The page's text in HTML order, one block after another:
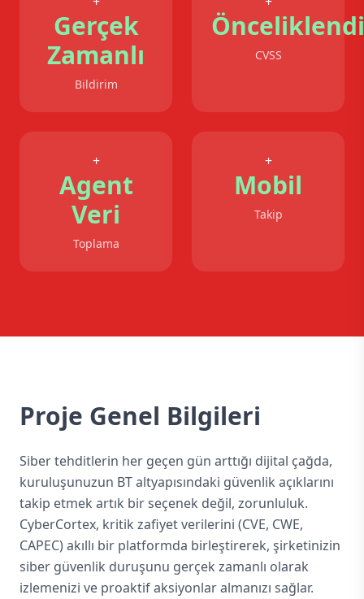
Gerçek
Zamanlı
Bildirim
CVSS
+
Agent
Veri
Toplama
+
Mobil
Takip
Proje Genel Bilgileri
Siber tehditlerin her geçen gün arttığı dijital çağda,
kuruluşunuzun BT altyapısındaki güvenlik açıklarını
takip etmek artık bir seçenek değil, zorunluluk.
CyberCortex, kritik zafiyet verilerini (CVE, CWE,
CAPEC) akıllı bir platformda birleştirerek, şirketinizin
siber güvenlik duruşunu gerçek zamanlı olarak
izlemenizi ve proaktif aksiyonlar almanızı sağlar.